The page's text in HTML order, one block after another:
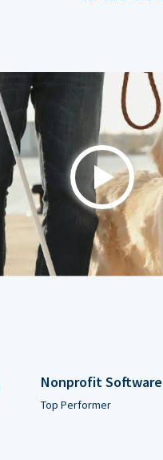
Play
Nonprofit Software
Top Performer